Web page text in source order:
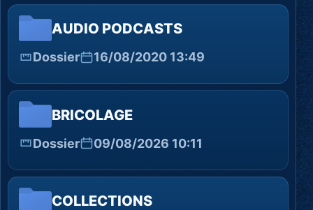
AUDIO PODCASTS
Dossier 16/08/2020 13:49
BRICOLAGE
Dossier 09/08/2026 10:11
COLLECTIONS